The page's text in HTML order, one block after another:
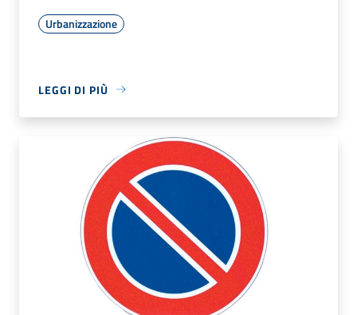
Urbanizzazione
LEGGI DI PIÙ